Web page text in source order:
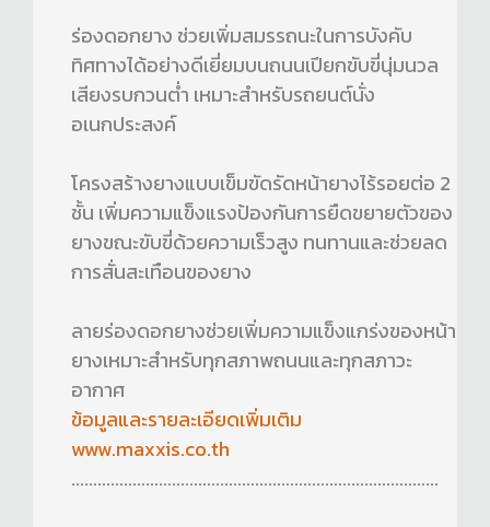
ร่องดอกยาง ช่วยเพิ่มสมรรถนะในการบังคับ
ทิศทางได้อย่างดีเยี่ยมบนถนนเปียกขับขี่นุ่มนวล
เสียงรบกวนต่ำ เหมาะสำหรับรถยนต์นั่ง
อเนกประสงค์
โครงสร้างยางแบบเข็มขัดรัดหน้ายางไร้รอยต่อ 2
ชั้น เพิ่มความแข็งแรงป้องกันการยืดขยายตัวของ
ยางขณะขับขี่ด้วยความเร็วสูง ทนทานและช่วยลด
การสั่นสะเทือนของยาง
ลายร่องดอกยางช่วยเพิ่มความแข็งแกร่งของหน้า
ยางเหมาะสำหรับทุกสภาพถนนและทุกสภาวะ
อากาศ
ข้อมูลและรายละเอียดเพิ่มเติม
www.maxxis.co.th
....................................................................................